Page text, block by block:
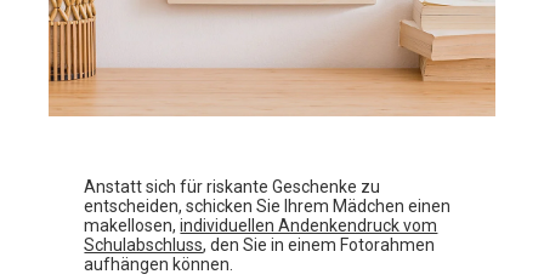
Anstatt sich für riskante Geschenke zu
entscheiden, schicken Sie Ihrem Mädchen einen
makellosen,individuellen Andenkendruck vom
Schulabschluss, den Sie in einem Fotorahmen
aufhängen können.